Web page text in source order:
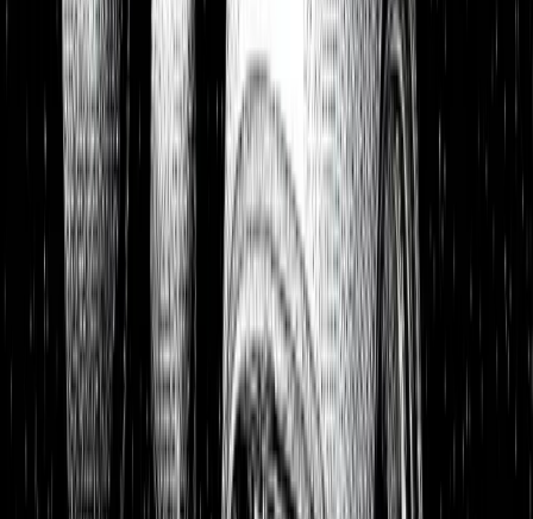
Portfolios 26,8 % p.a. seit 2018
Finanzielle Freiheit26,8 % p.a. Dividendendepot18,6 % p.a.
1:1 Begleitung
Über uns
7 Tage kostenlos testen
Einloggen
Home